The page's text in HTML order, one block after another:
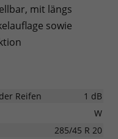
mit längs
sowie
Reifen
1 dB
W
285/45 R 20